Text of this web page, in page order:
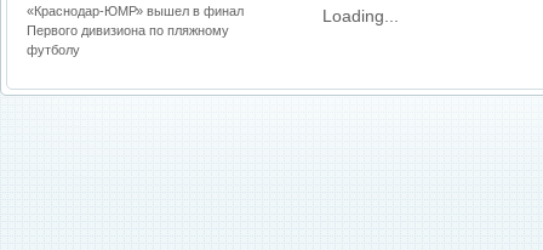
«Краснодар-ЮМР» вышел в финал
Первого дивизиона по пляжному
футболу
Loading...